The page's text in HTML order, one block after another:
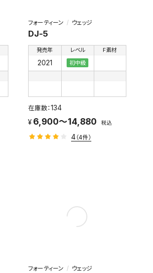
フォーティーン ウェッジ
DJ-5
発売年
2021
レベル
初中級
F素材
134
6,900～14,880 税込
4 （4件）
フォーティーン ウェッジ